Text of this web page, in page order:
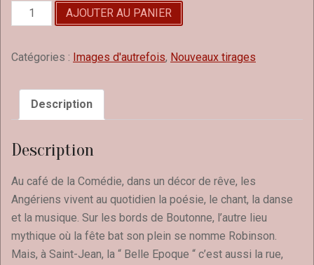
quantité
de
Jean
AJOUTER AU PANIER
Catégories : Images d'autrefois, Nouveaux tirages
Description
Description
Au café de la Comédie, dans un décor de rêve, les
Angériens vivent au quotidien la poésie, le chant, la danse
et la musique. Sur les bords de Boutonne, l’autre lieu
mythique où la fête bat son plein se nomme Robinson.
Mais, à Saint-Jean, la “ Belle Epoque “ c’est aussi la rue,